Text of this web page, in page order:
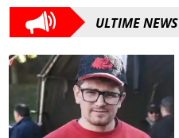
ULTIME NEWS